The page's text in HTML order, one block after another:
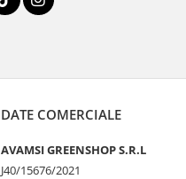
DATE COMERCIALE
AVAMSI GREENSHOP S.R.L
J40/15676/2021